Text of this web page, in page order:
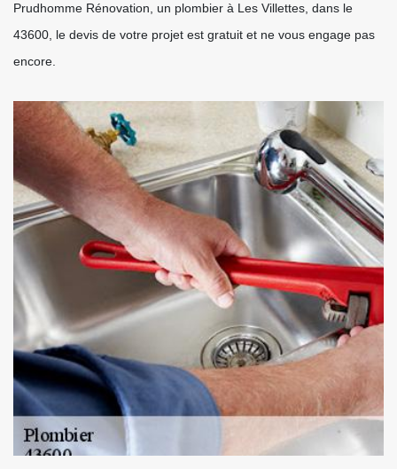
Prudhomme Rénovation, un plombier à Les Villettes, dans le
43600, le devis de votre projet est gratuit et ne vous engage pas
encore.